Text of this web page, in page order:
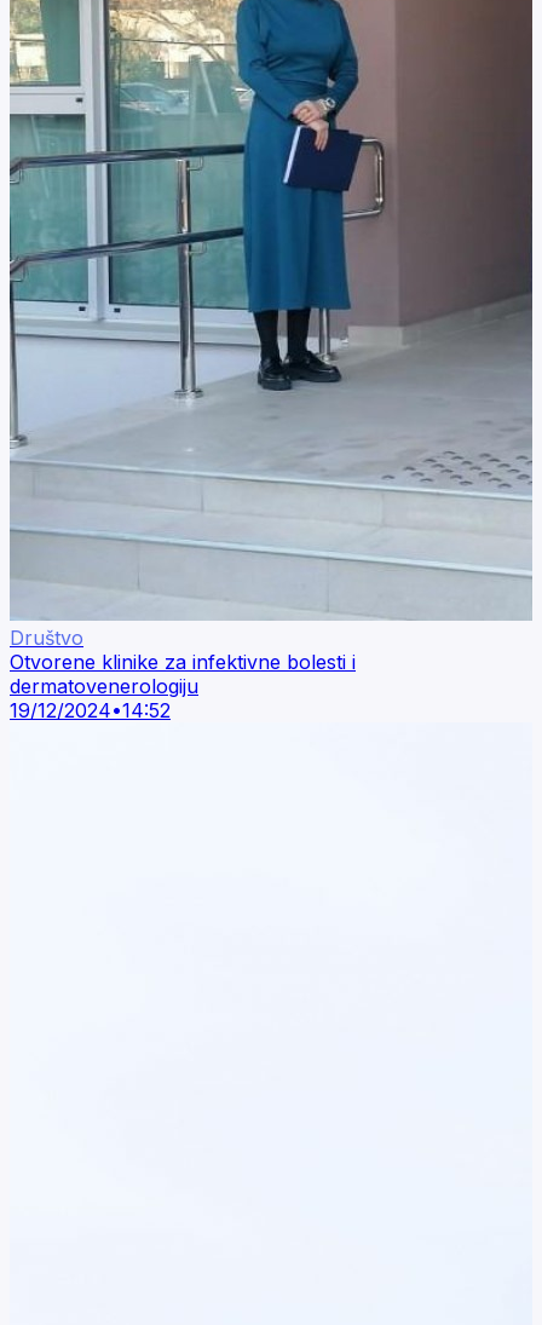
Društvo
Otvorene klinike za infektivne bolesti i
dermatovenerologiju
19/12/2024•14:52